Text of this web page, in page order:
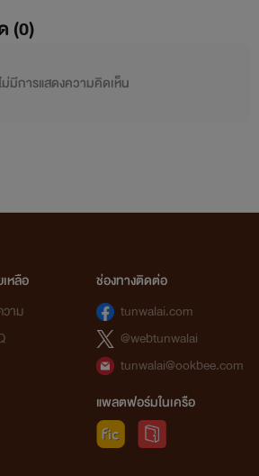
(0)
ม่มีการแสดงความคิดเห็น
หลือ
าม
ช่องทางติดต่อ
tunwalai.com
@webtunwalai
tunwalai@ookbee.com
แพลตฟอร์มในเครือ